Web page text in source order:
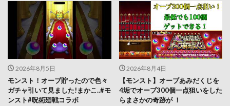
2026年8月5日
モンスト！オーブ貯ったので色々
ガチャ引いて見ました!まかこ..#モ
ンスト#呪術廻戦コラボ
2026年8月4日
【モンスト】オーブあみだくじを
4垢でオーブ300個一点狙いをした
らまさかの奇跡が ！